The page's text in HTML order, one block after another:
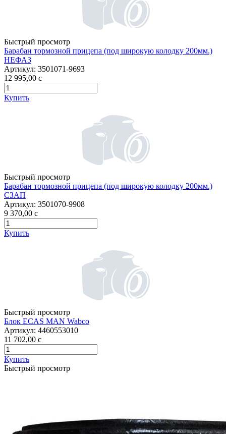
Быстрый просмотр
Барабан тормозной прицепа (под широкую колодку 200мм.)
НЕФАЗ
Артикул: 3501071-9693
12 995,00 c
Купить
Быстрый просмотр
Барабан тормозной прицепа (под широкую колодку 200мм.)
СЗАП
Артикул: 3501070-9908
9 370,00 c
Купить
Быстрый просмотр
Блок ECAS MAN Wabco
Артикул: 4460553010
11 702,00 c
Купить
Быстрый просмотр